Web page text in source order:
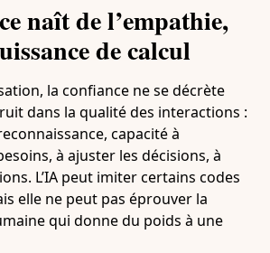
naît de l’empathie,
de calcul
la confiance ne se décrète
dans la qualité des interactions :
capacité à
à ajuster les décisions, à
L’IA peut imiter certains codes
elle ne peut pas éprouver la
qui donne du poids à une